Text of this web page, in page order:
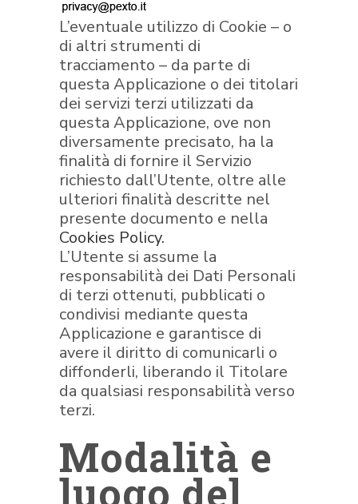
L’eventuale utilizzo di Cookie – o
di altri strumenti di
tracciamento – da parte di
questa Applicazione o dei titolari
dei servizi terzi utilizzati da
questa Applicazione, ove non
diversamente precisato, ha la
finalità di fornire il Servizio
richiesto dall’Utente, oltre alle
ulteriori finalità descritte nel
presente documento e nella
Cookies Policy.
L’Utente si assume la
responsabilità dei Dati Personali
di terzi ottenuti, pubblicati o
condivisi mediante questa
Applicazione e garantisce di
avere il diritto di comunicarli o
diffonderli, liberando il Titolare
da qualsiasi responsabilità verso
terzi.
Modalità e
luogo del